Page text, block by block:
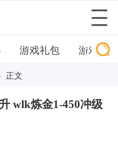
游戏礼包 游戏下
正文
wlk炼金1-450冲级